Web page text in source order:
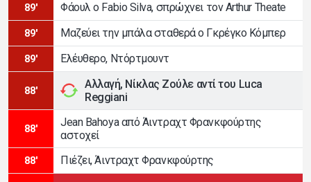
89' Φάουλ ο Fabio Silva, σπρώχνει τον Arthur Theate
89' Μαζεύει την μπάλα σταθερά ο Γκρέγκο Κόμπερ
89' Ελέυθερο, Ντόρτμουντ
88'
Αλλαγή, Νίκλας Zούλε αντί του Luca
Reggiani
88'
Jean Bahoya από Άιντραχτ Φρανκφούρτης
αστοχεί
88' Πιέζει, Άιντραχτ Φρανκφούρτης